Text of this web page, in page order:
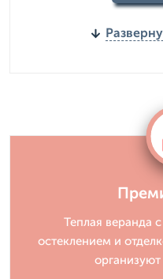
Теплая веранда
остеклением и